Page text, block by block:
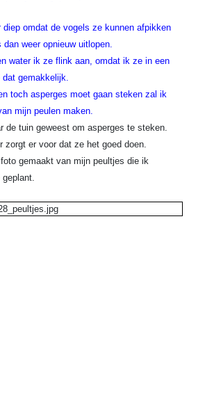
diep omdat de vogels ze kunnen afpikken
weer opnieuw uitlopen.
water ik ze flink aan, omdat ik ze in een
gemakkelijk.
toch asperges moet gaan steken zal ik
mijn peulen maken.
de tuin geweest om asperges te steken.
zorgt er voor dat ze het goed doen.
foto gemaakt van mijn peultjes die ik